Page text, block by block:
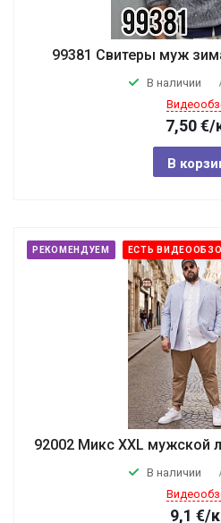
99381 Свитеры муж
В наличии
7,50€/
В
РЕКОМЕНДУЕМ ЕСТЬ
92002 Микс XXL мужской
В наличии
9,1 €/